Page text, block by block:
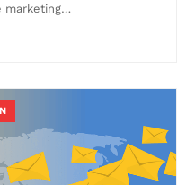
marketing…